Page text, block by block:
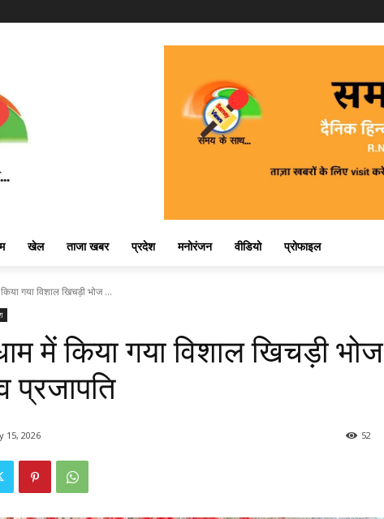
खेल ताजा खबर प्रदेश मनोरंजन वीडियो प्रोफाइल
गया विशाल खिचड़ी भोज ...
में किया गया विशाल खिचड़ी भोज
प्रजापति
15, 2026 52